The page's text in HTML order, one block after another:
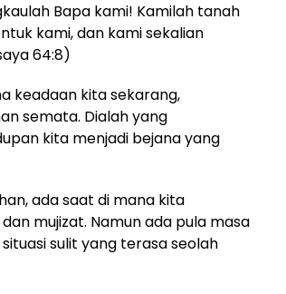
Bapa kami! Kamilah tanah
kami, dan kami sekalian
64:8)
keadaan kita sekarang,
semata. Dialah yang
kita menjadi bejana yang
ada saat di mana kita
mujizat. Namun ada pula masa
sulit yang terasa seolah